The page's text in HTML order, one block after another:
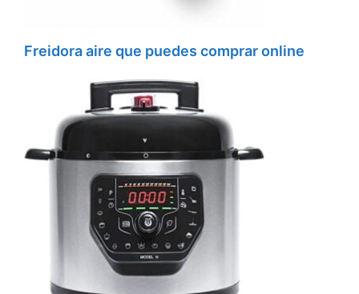
Freidora aire que puedes comprar online